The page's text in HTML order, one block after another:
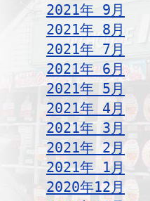
2021年 9月
2021年 8月
2021年 7月
2021年 6月
2021年 5月
2021年 4月
2021年 3月
2021年 2月
2021年 1月
2020年12月